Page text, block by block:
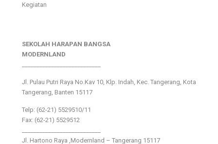
Kegiatan
SEKOLAH HARAPAN BANGSA
MODERNLAND
Jl. Pulau Putri Raya No.Kav 10, Klp. Indah, Kec. Tangerang, Kota
Tangerang, Banten 15117
Telp: (62-21) 5529510/11
Fax: (62-21) 5529512
Jl. Hartono Raya ,Modernland – Tangerang 15117